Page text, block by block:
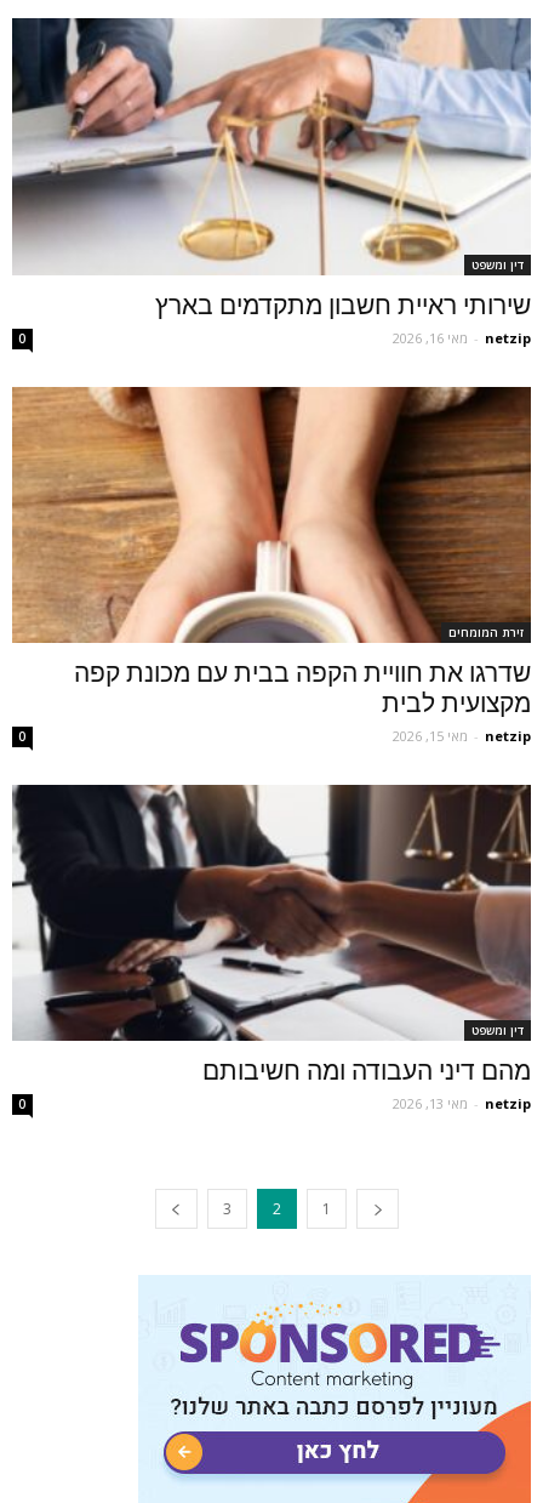
דין ומשפט
שירותי ראיית חשבון מתקדמים בארץ
netzip
- מאי 16, 2026 0
זירת המומחים
שדרגו את חוויית הקפה בבית עם מכונת קפה
מקצועית לבית
netzip
- מאי 15, 2026 0
דין ומשפט
מהם דיני העבודה ומה חשיבותם
netzip
- מאי 13, 2026 0
1
2
3